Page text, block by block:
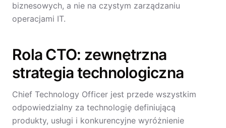
biznesowych, a nie na czystym zarządzaniu
operacjami IT.
Rola CTO: zewnętrzna
strategia technologiczna
Chief Technology Officer jest przede wszystkim
odpowiedzialny za technologię definiującą
produkty, usługi i konkurencyjne wyróżnienie